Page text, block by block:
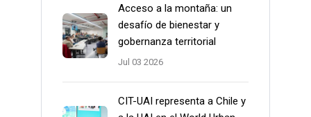
Acceso a la montaña: un
desafío de bienestar y
gobernanza territorial
Jul 03 2026
CIT-UAI representa a Chile y